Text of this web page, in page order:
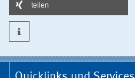
teilen